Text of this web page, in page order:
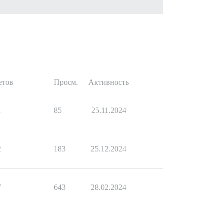
Просм. Активность
85 25.11.2024
183 25.12.2024
643 28.02.2024